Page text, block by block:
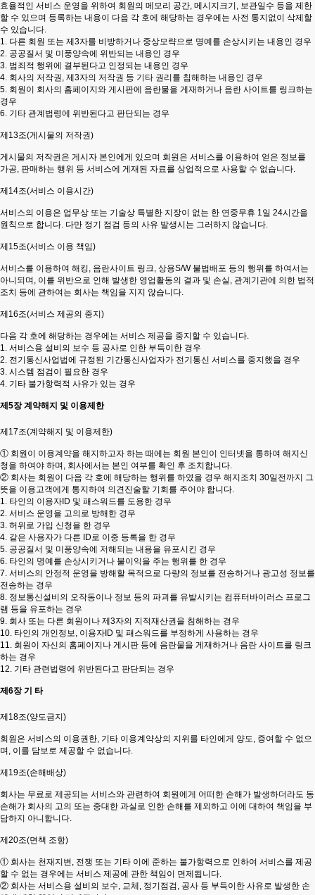
효율적인 서비스 운영을 위하여 회원의 메모리 공간, 메시지크기, 보관일수 등을 제한
할 수 있으며 등록하는 내용이 다음 각 호에 해당하는 경우에는 사전 통지없이 삭제할
수 있습니다.
1. 다른 회원 또는 제3자를 비방하거나 중상모략으로 명예를 손상시키는 내용인 경우
2. 공공질서 및 미풍양속에 위반되는 내용인 경우
3. 범죄적 행위에 결부된다고 인정되는 내용인 경우
4. 회사의 저작권, 제3자의 저작권 등 기타 권리를 침해하는 내용인 경우
5. 회원이 회사의 홈페이지와 게시판에 음란물을 게재하거나 음란 사이트를 링크하는
경우
6. 기타 관계법령에 위반된다고 판단되는 경우
제13조(게시물의 저작권)
게시물의 저작권은 게시자 본인에게 있으며 회원은 서비스를 이용하여 얻은 정보를
가공, 판매하는 행위 등 서비스에 게재된 자료를 상업적으로 사용할 수 없습니다.
제14조(서비스 이용시간)
서비스의 이용은 업무상 또는 기술상 특별한 지장이 없는 한 연중무휴 1일 24시간을
원칙으로 합니다. 다만 정기 점검 등의 사유 발생시는 그러하지 않습니다.
제15조(서비스 이용 책임)
서비스를 이용하여 해킹, 음란사이트 링크, 상용S/W 불법배포 등의 행위를 하여서는
아니되며, 이를 위반으로 인해 발생한 영업활동의 결과 및 손실, 관계기관에 의한 법적
조치 등에 관하여는 회사는 책임을 지지 않습니다.
제16조(서비스 제공의 중지)
다음 각 호에 해당하는 경우에는 서비스 제공을 중지할 수 있습니다.
1. 서비스용 설비의 보수 등 공사로 인한 부득이한 경우
2. 전기통신사업법에 규정된 기간통신사업자가 전기통신 서비스를 중지했을 경우
3. 시스템 점검이 필요한 경우
4. 기타 불가항력적 사유가 있는 경우
제5장 계약해지 및 이용제한
제17조(계약해지 및 이용제한)
① 회원이 이용계약을 해지하고자 하는 때에는 회원 본인이 인터넷을 통하여 해지신
청을 하여야 하며, 회사에서는 본인 여부를 확인 후 조치합니다.
② 회사는 회원이 다음 각 호에 해당하는 행위를 하였을 경우 해지조치 30일전까지 그
뜻을 이용고객에게 통지하여 의견진술할 기회를 주어야 합니다.
1. 타인의 이용자ID 및 패스워드를 도용한 경우
2. 서비스 운영을 고의로 방해한 경우
3. 허위로 가입 신청을 한 경우
4. 같은 사용자가 다른 ID로 이중 등록을 한 경우
5. 공공질서 및 미풍양속에 저해되는 내용을 유포시킨 경우
6. 타인의 명예를 손상시키거나 불이익을 주는 행위를 한 경우
7. 서비스의 안정적 운영을 방해할 목적으로 다량의 정보를 전송하거나 광고성 정보를
전송하는 경우
8. 정보통신설비의 오작동이나 정보 등의 파괴를 유발시키는 컴퓨터바이러스 프로그
램 등을 유포하는 경우
9. 회사 또는 다른 회원이나 제3자의 지적재산권을 침해하는 경우
10. 타인의 개인정보, 이용자ID 및 패스워드를 부정하게 사용하는 경우
11. 회원이 자신의 홈페이지나 게시판 등에 음란물을 게재하거나 음란 사이트를 링크
하는 경우
12. 기타 관련법령에 위반된다고 판단되는 경우
제6장 기 타
제18조(양도금지)
회원은 서비스의 이용권한, 기타 이용계약상의 지위를 타인에게 양도, 증여할 수 없으
며, 이를 담보로 제공할 수 없습니다.
제19조(손해배상)
회사는 무료로 제공되는 서비스와 관련하여 회원에게 어떠한 손해가 발생하더라도 동
손해가 회사의 고의 또는 중대한 과실로 인한 손해를 제외하고 이에 대하여 책임을 부
담하지 아니합니다.
제20조(면책 조항)
① 회사는 천재지변, 전쟁 또는 기타 이에 준하는 불가항력으로 인하여 서비스를 제공
할 수 없는 경우에는 서비스 제공에 관한 책임이 면제됩니다.
② 회사는 서비스용 설비의 보수, 교체, 정기점검, 공사 등 부득이한 사유로 발생한 손